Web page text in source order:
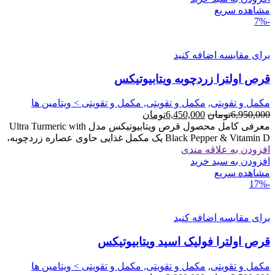
مشاهده سریع
-7%
برای مقایسه اضافه کنید
قرص اولترا زردچوبه ویتابیوتیکس
مکمل و تقویتی, مکمل و تقویتی, مکمل و تقویتی > ویتامین ها
6,950,000تومان قیمت
اصلی
6,950,000تومان
بود.
6,450,000تومان
فعلی
6,450,000تومان
معرفی کامل محصول قرص ویتابیوتیکس مدل Ultra Turmeric with
Black Pepper & Vitamin D یک مکمل غذایی حاوی عصاره زردچوبه،
افزودن به علاقه مندی
افزودن به سبد خرید
مشاهده سریع
-17%
برای مقایسه اضافه کنید
قرص اولترا فولیک اسید ویتابیوتیکس
مکمل و تقویتی, مکمل و تقویتی, مکمل و تقویتی > ویتامین ها